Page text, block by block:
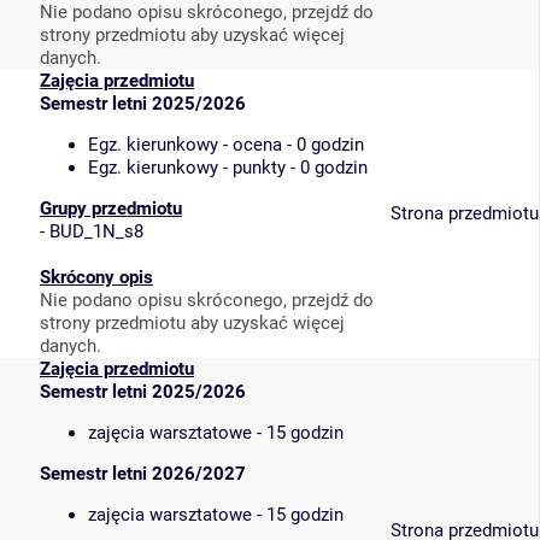
Nie podano opisu skróconego, przejdź do
strony przedmiotu aby uzyskać więcej
danych.
Zajęcia przedmiotu
Semestr letni 2025/2026
Egz. kierunkowy - ocena - 0 godzin
Egz. kierunkowy - punkty - 0 godzin
Grupy przedmiotu
- BUD_1N_s8
Skrócony opis
Nie podano opisu skróconego, przejdź do
strony przedmiotu aby uzyskać więcej
danych.
Strona przedmiotu
Zajęcia przedmiotu
Semestr letni 2025/2026
zajęcia warsztatowe - 15 godzin
Semestr letni 2026/2027
zajęcia warsztatowe - 15 godzin
Strona przedmiotu